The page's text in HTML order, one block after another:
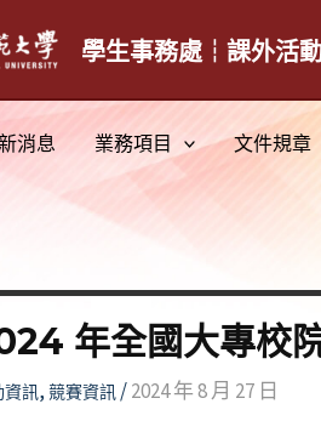
學生事務處┆課外活
消息 業務項目 文件規章
年全國大專校
訊, 競賽資訊/2024 年 8 月 27 日